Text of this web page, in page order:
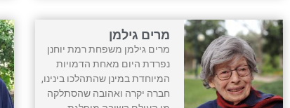
מרים גילמן
מרים גילמן משפחת רמת יוחנן
נפרדת היום מאחת הדמויות
המיוחדת במינן שהתהלכו בינינו,
חברה יקרה ואהובה שהסתלקה